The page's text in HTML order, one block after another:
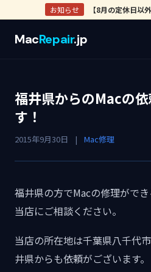
お知らせ 【8月の定休日以
MacRepair.jp
福井県からのMacの
す！
2015年9月30日 | Mac修理
福井県の方でMacの修理がで
当店にご相談ください。
当店の所在地は千葉県八千代
井県からも依頼がございます。